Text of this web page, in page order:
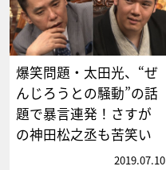
爆笑問題・太田光、“ぜ
んじろうとの騒動”の話
題で暴言連発！さすが
の神田松之丞も苦笑い
2019.07.10